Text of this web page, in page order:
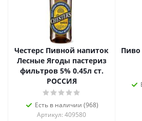
Честерс Пивной напиток
Лесные Ягоды пастериз
фильтров 5% 0.45л ст.
РОССИЯ
Есть в наличии (968)
Артикул: 409580
Пиво